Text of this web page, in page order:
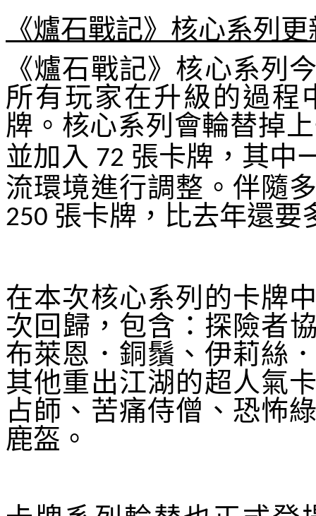
《爐石戰記》核心系列
《爐石戰記》核心系列
所有玩家在升級的過程
牌。核心系列會輪替掉
並加入 72 張卡牌，其中
流環境進行調整。伴隨
250 張卡牌，比去年還要
在本次核心系列的卡牌
次回歸，包含：探險者
布萊恩．銅鬚、伊莉絲
其他重出江湖的超人氣
占師、苦痛侍僧、恐怖
鹿盔。